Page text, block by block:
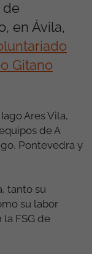
de
en Ávila,
Gitano
Ares Vila,
de A
Pontevedra y
tanto su
su labor
FSG de